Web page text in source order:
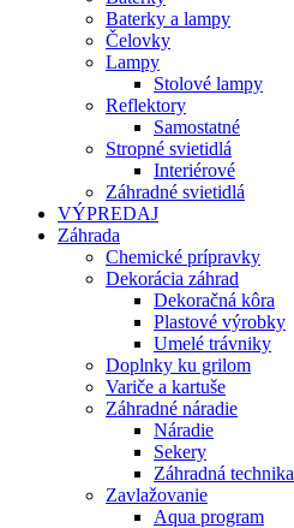
Baterky a lampy
Čelovky
Lampy
Stolové lampy
Reflektory
Samostatné
Stropné svietidlá
Interiérové
Záhradné svietidlá
VÝPREDAJ
Záhrada
Chemické prípravky
Dekorácia záhrad
Dekoračná kôra
Plastové výrobky
Umelé trávniky
Doplnky ku grilom
Variče a kartuše
Záhradné náradie
Náradie
Sekery
Záhradná technika
Zavlažovanie
Aqua program